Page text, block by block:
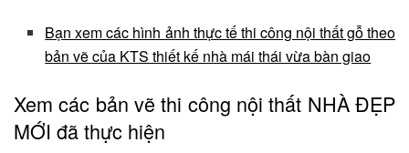
Bạn xem các hình ảnh thực tế thi công nội thất gỗ theo
bản vẽ của KTS thiết kế nhà mái thái vừa bàn giao
Xem các bản vẽ thi công nội thất NHÀ ĐẸP
MỚI đã thực hiện